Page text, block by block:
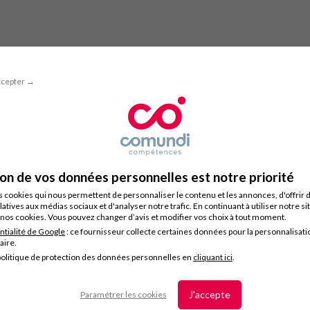
→
de vos données personnelles est notre priorité
cookies qui nous permettent de personnaliser le contenu et les annonces, d'offrir
aux médias sociaux et d'analyser notre trafic. En continuant à utiliser notre
cookies. Vous pouvez changer d’avis et modifier vos choix à tout moment.
de Google: ce fournisseur collecte certaines données pour la
de protection des données personnelles en cliquant ici.
Paramétrer les cookies J'accepte